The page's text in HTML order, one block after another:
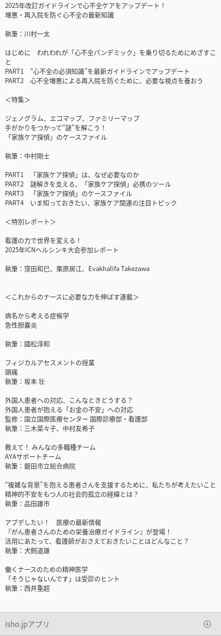
2025年改訂ガイドラインで心不全ケアをアップデート！
増悪・再入院を防ぐ心不全の最新知識
執筆：川村一太
はじめに われわれが「心不全パンデミック」を乗り切るためにめざすこ
と
PART1 “心不全の必須知識”を最新ガイドラインでアップデート
PART2 心不全増悪による再入院を防ぐために、必要な視点を養おう
＜特集＞
ジェノグラム、エコマップ、ファミリーマップ
手がかりをつかって“謎”を解こう！
「家族ケア探偵」のケースファイル
執筆：中村剛士
PART1 「家族ケア探偵」は、なぜ必要なのか
PART2 謎解きを支える、「家族ケア探偵」必携のツール
PART3 「家族ケア探偵」のケースファイル
PART4 いま知っておきたい、家族ケア関連の注目トピック
＜特別レポート＞
看護の力で世界を変える！
2025年ICNヘルシンキ大会参加レポート
執筆：窪田和巳、栗原房江、Evakhalifa Takezawa
＜これからのナースに必要な力を伸ばす連載＞
病名から考える症候学
急性胆嚢炎
執筆：國松淳和
フィジカルアセスメントの授業
頭痛
執筆：坂本 壮
外国人患者への対応、こんなときどうする？
外国人患者が抱える「お金の不安」への対応
監修：国立国際医療センター 国際診療部・看護部
執筆：三木菜々子、中村友希子
教えて！ みんなの多職種チーム
AYAサポートチーム
執筆：磐田市立総合病院
“複雑な背景”を抱える患者さんを支援するために、私たちが考えたいこと
精神的不安をもつ人の社会的孤立の経緯とは？
執筆：品田雄市
アプデしたい！ 医療の最新情報
『がん患者さんのための栄養治療ガイドライン』が登場！
活用にあたって、看護師がおさえておきたいことはどんなこと？
執筆：犬飼道雄
働くナースのための精神医学
「そうじゃないんです」は受診のヒント
執筆：西井重超
isho.jpアプリ